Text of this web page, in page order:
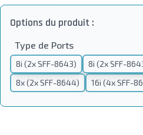
Options du produit :
Type de Ports
8i (2x SFF-8643)
8i (2x SFF-
8x (2x SFF-8644)
16i (4x SFF-